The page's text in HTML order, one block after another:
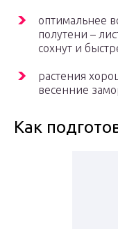
оптимальнее
полутени –
сохнут и
растения
весенние
Как